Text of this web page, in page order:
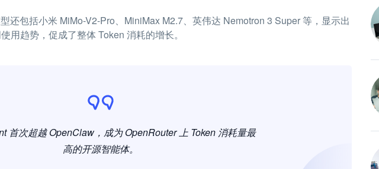
还包括小米 MiMo-V2-Pro、MiniMax M2.7、英伟达 Nemotron 3 Super 等，显示出
用趋势，促成了整体 Token 消耗的增长。
首次超越 OpenClaw，成为 OpenRouter 上 Token 消耗量最
高的开源智能体。